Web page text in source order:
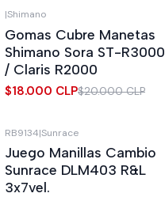
Agotado
|Shimano
Gomas Cubre Manetas
Shimano Sora ST-R3000
/ Claris R2000
$18.000 CLP$20.000 CLP
Agotado
RB9134|Sunrace
Juego Manillas Cambio
Sunrace DLM403 R&L
3x7vel.